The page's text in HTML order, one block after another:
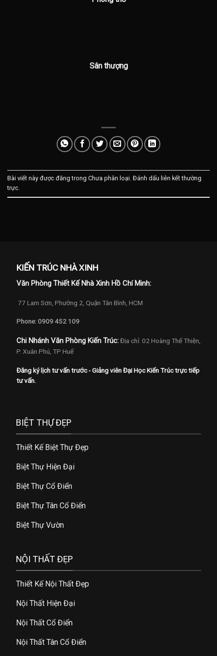
Sân thượng
Bài viết này được đăng trong Chưa phân loại. Đánh dấu liên kết thường
trực.
KIẾN TRÚC NHÀ XINH
Văn Phòng Thiết Kế Nhà Xinh Hồ Chí Minh:
77 Lam Sơn, Phường 2, Quận Tân Bình, HCM
Phone: 0909 452 109
Chi Nhánh Văn Phòng Kiến Trúc: Địa chỉ: 02 Hoàng Thế Thiện,
P. Xuân Phú, TP Huế
Đăng ký lịch tư vấn trước - Giảng viên Đại Học Kiến Trúc trực tiếp
tư vấn.
BIỆT THỰ ĐẸP
Thiết Kế Biệt Thự Đẹp
Biệt Thự Hiện Đại
Biệt Thự Cổ Điển
Biệt Thự Tân Cổ Điển
Biệt Thự Vườn
NỘI THẤT ĐẸP
Thiết Kế Nội Thất Đẹp
Nội Thất Hiện Đại
Nội Thất Cổ Điển
Nội Thất Tân Cổ Điển